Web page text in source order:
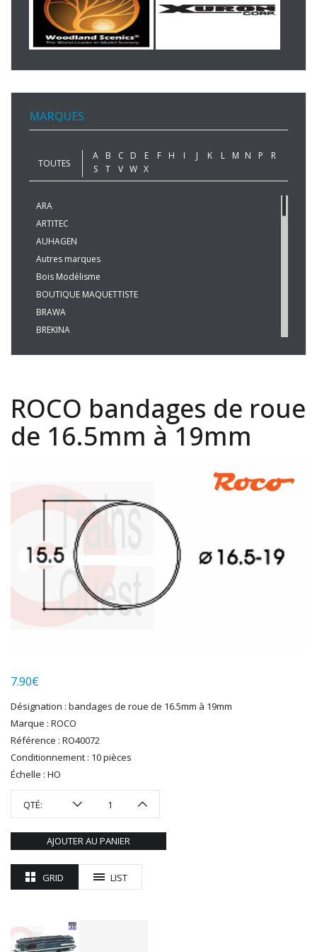
MARQUES
TOUTES
A B C D E F H I J K L M N P
R
S
T V W X
ARA
ARTITEC
AUHAGEN
Autres marques
Bois Modélisme
BOUTIQUE MAQUETTISTE
BRAWA
BREKINA
DECAPOD
DISQUE ROUGE
EPM
FALLER
FLEISCHMANN
HEKI
HERKAT
HUMBROL
JOUEF
KOLIBRI
MAKETTE
MARLKIN
MKD
NOREV
NOVATEUR MODELES
PECO
PG mini
PIKO
PREISER
R37
RÉGIONS ET COMPAGNIES
ROCO bandages de roue
de 16.5mm à 19mm
7.90€
Désignation : bandages de roue de 16.5mm à 19mm
Marque : ROCO
Référence : RO40072
Conditionnement : 10 pièces
Échelle : HO
QTÉ:
AJOUTER AU PANIER
GRID LIST